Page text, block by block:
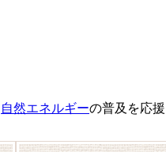
自然エネルギーの普及を応